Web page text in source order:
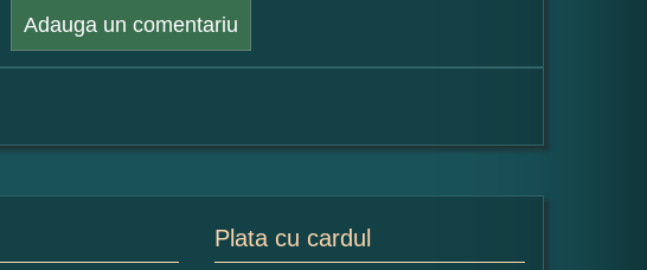
Adauga un comentariu
Plata cu cardul